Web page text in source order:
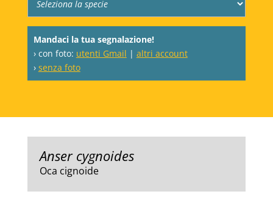
Mandaci la tua segnalazione!
› con foto: utenti Gmail | altri account
› senza foto
Anser cygnoides
Oca cignoide